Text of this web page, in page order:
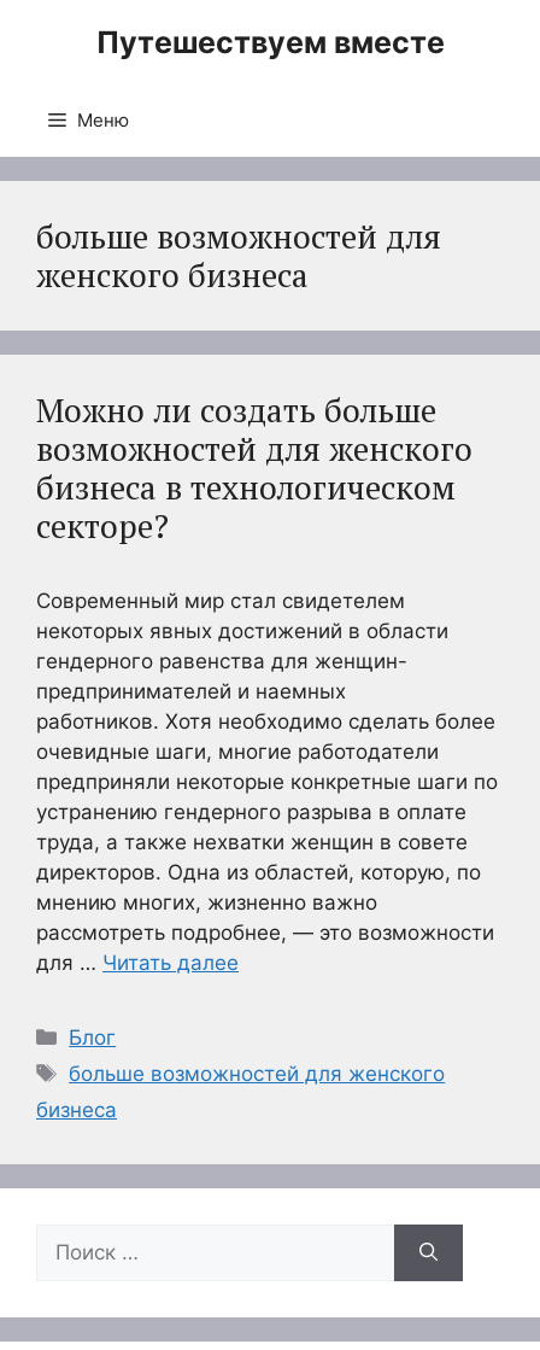
Путешествуем вместе
Меню
больше возможностей для
женского бизнеса
Можно ли создать больше
возможностей для женского
бизнеса в технологическом
секторе?
Современный мир стал свидетелем
некоторых явных достижений в области
гендерного равенства для женщин-
предпринимателей и наемных
работников. Хотя необходимо сделать более
очевидные шаги, многие работодатели
предприняли некоторые конкретные шаги по
устранению гендерного разрыва в оплате
труда, а также нехватки женщин в совете
директоров. Одна из областей, которую, по
мнению многих, жизненно важно
рассмотреть подробнее, — это возможности
для … Читать далее
Рубрики
Блог
Метки
больше возможностей для женского
бизнеса
Поиск: